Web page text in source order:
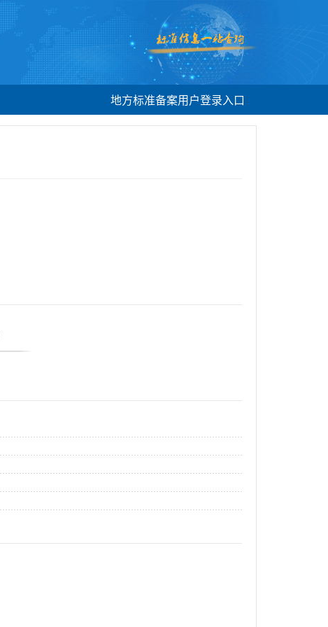
地方标准备案用户登录入口